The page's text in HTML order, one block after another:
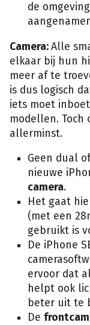
de
Camera:Alle
elkaar bij hun
meer af te
is dus logisch
iets moet
modellen.
allerminst.
Geen dual
nieuwe
camera.
Het gaat
(met een
gebruikt is
De iPhone
ervoor dat
helpt ook
beter uit te
De